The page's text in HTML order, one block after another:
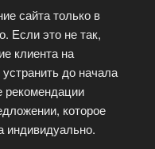
сайта только в
Если это не так,
клиента на
до начала
рекомендации
которое
индивидуально.